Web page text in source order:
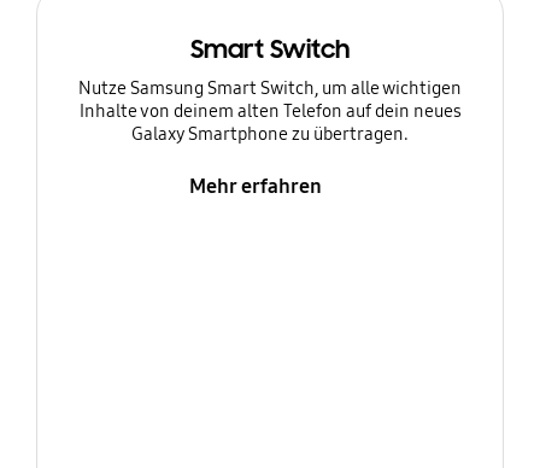
Smart Switch
Nutze Samsung Smart Switch, um alle wichtigen
Inhalte von deinem alten Telefon auf dein neues
Galaxy Smartphone zu übertragen.
Mehr erfahren